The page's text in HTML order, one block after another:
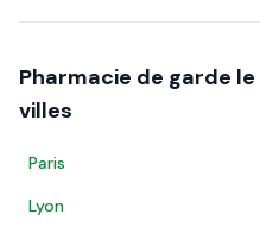
Pharmacie de garde le
villes
Paris
Lyon